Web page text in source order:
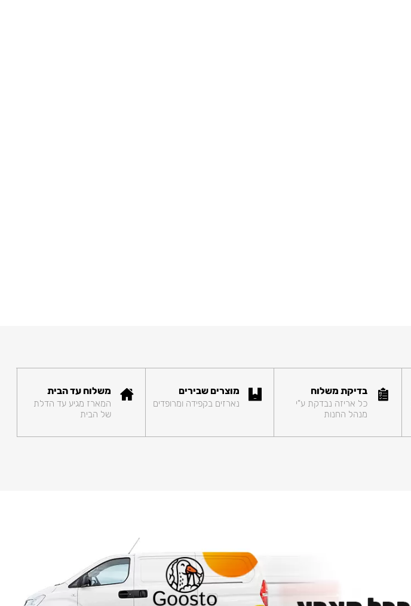
בדיקת משלוח
כל אריזה נבדקת ע"י
מנהל החנות
מוצרים שבירים
נארזים בקפידה ומרופדים
משלוח עד הבית
המארז מגיע עד הדלת
של הבית